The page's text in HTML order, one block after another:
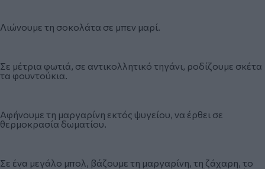
Λιώνουμε τη σοκολάτα σε μπεν μαρί.
Σε μέτρια φωτιά, σε αντικολλητικό τηγάνι, ροδίζουμε σκέτα
τα φουντούκια.
Αφήνουμε τη μαργαρίνη εκτός ψυγείου, να έρθει σε
θερμοκρασία δωματίου.
Σε ένα μεγάλο μπολ, βάζουμε τη μαργαρίνη, τη ζάχαρη, το